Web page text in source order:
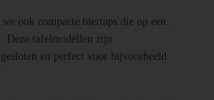
ook compacte biertaps die op een
Deze tafelmodellen zijn
en perfect voor bijvoorbeeld